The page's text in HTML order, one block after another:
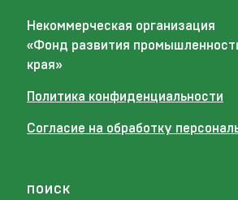
Некоммерческая организация
«Фонд развития
края»
Политика конфиденциальности
Согласие на обработку
поиск